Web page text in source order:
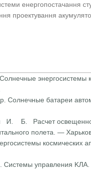
енергопостачання
проектування
энергосистемы
Солнечные батареи
освещенности
полета. —
космических
Системы управления